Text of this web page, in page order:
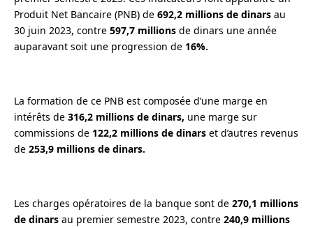
Produit Net Bancaire (PNB) de 692,2 millions de dinars au
30 juin 2023, contre 597,7 millions de dinars une année
auparavant soit une progression de 16%.
La formation de ce PNB est composée d’une marge en
intérêts de 316,2 millions de dinars, une marge sur
commissions de 122,2 millions de dinars et d’autres revenus
de 253,9 millions de dinars.
Les charges opératoires de la banque sont de 270,1 millions
de dinars au premier semestre 2023, contre 240,9 millions